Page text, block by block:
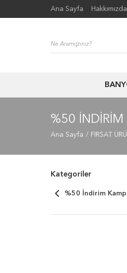
Ana Sayfa Hakkımızda
%50 İNDIRIM
Ana Sayfa FIRSAT
Kategoriler
%50 İndirim